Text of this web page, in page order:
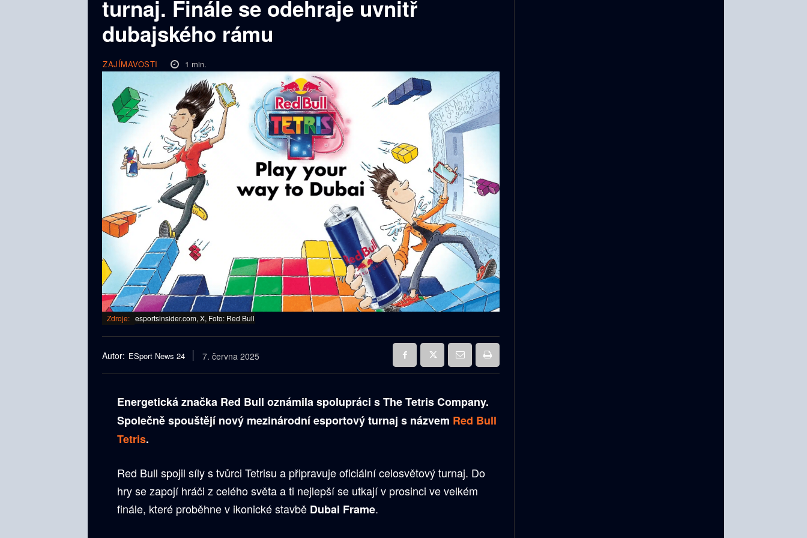
turnaj. Finále se odehraje uvnitř
dubajského rámu
ZAJÍMAVOSTI 1 min.
Zdroje: esportsinsider.com, X, Foto: Red Bull
Autor: ESport News 24 7. června 2025
Energetická značka Red Bull oznámila spolupráci s The Tetris Company.
Společně spouštějí nový mezinárodní esportový turnaj s názvem Red Bull
Tetris.
Red Bull spojil síly s tvůrci Tetrisu a připravuje oficiální celosvětový turnaj. Do
hry se zapojí hráči z celého světa a ti nejlepší se utkají v prosinci ve velkém
finále, které proběhne v ikonické stavbě Dubai Frame.